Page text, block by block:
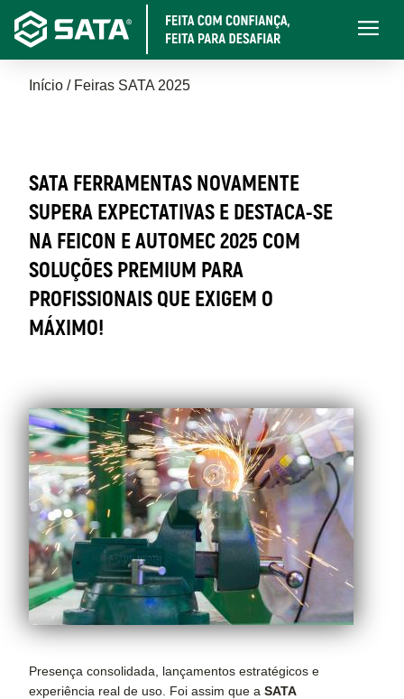
Pular
para
o
conteúdo
Main
Trilha
Início Feiras SATA 2025
2025
SATA FERRAMENTAS NOVAMENTE
SUPERA EXPECTATIVAS E DESTACA-SE
NA FEICON E AUTOMEC 2025 COM
SOLUÇÕES PREMIUM PARA
PROFISSIONAIS QUE EXIGEM O
MÁXIMO!
Presença consolidada, lançamentos estratégicos e
experiência real de uso. Foi assim que a SATA